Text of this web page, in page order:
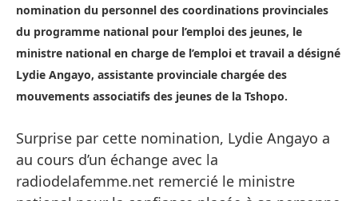
nomination du personnel des coordinations provinciales
du programme national pour l’emploi des jeunes, le
ministre national en charge de l’emploi et travail a désigné
Lydie Angayo, assistante provinciale chargée des
mouvements associatifs des jeunes de la Tshopo.
Surprise par cette nomination, Lydie Angayo a
au cours d’un échange avec la
radiodelafemme.net remercié le ministre